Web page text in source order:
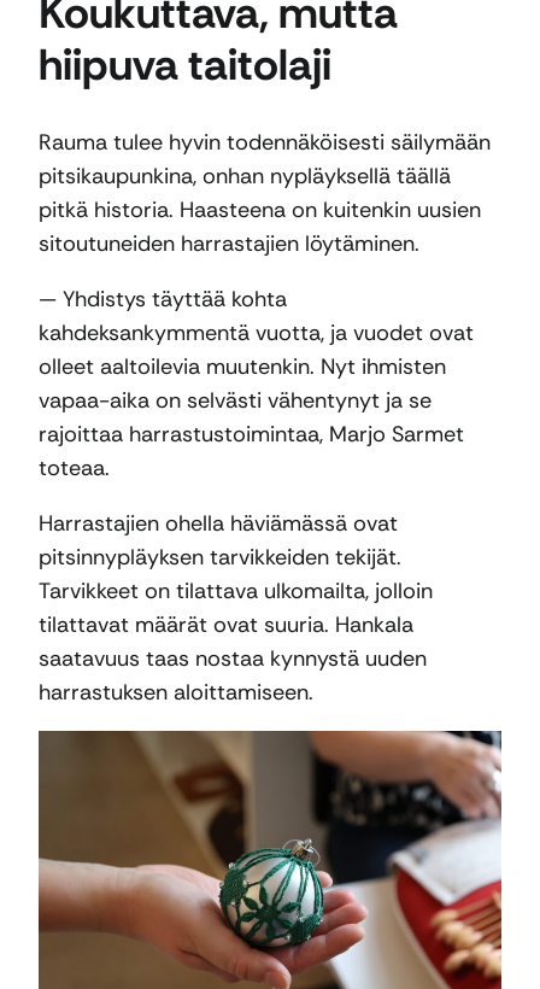
Koukuttava, mutta
hiipuva taitolaji
Rauma tulee hyvin todennäköisesti säilymään
pitsikaupunkina, onhan nypläyksellä täällä
pitkä historia. Haasteena on kuitenkin uusien
sitoutuneiden harrastajien löytäminen.
— Yhdistys täyttää kohta
kahdeksankymmentä vuotta, ja vuodet ovat
olleet aaltoilevia muutenkin. Nyt ihmisten
vapaa-aika on selvästi vähentynyt ja se
rajoittaa harrastustoimintaa, Marjo Sarmet
toteaa.
Harrastajien ohella häviämässä ovat
pitsinnypläyksen tarvikkeiden tekijät.
Tarvikkeet on tilattava ulkomailta, jolloin
tilattavat määrät ovat suuria. Hankala
saatavuus taas nostaa kynnystä uuden
harrastuksen aloittamiseen.